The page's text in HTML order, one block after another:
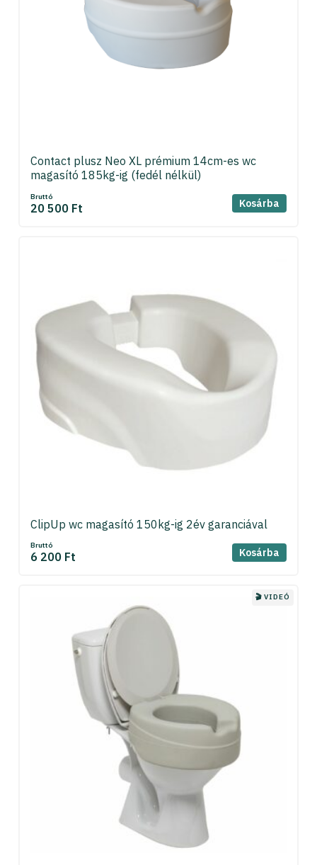
Contact plusz Neo XL prémium 14cm-es wc
magasító 185kg-ig (fedél nélkül)
Bruttó
20 500 Ft Kosárba
ClipUp wc magasító 150kg-ig 2év garanciával
Bruttó
6 200 Ft Kosárba
🎬 VIDEÓ